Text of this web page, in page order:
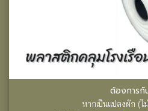
ต้องการกั
หากเป็นแปลงผัก (ไ